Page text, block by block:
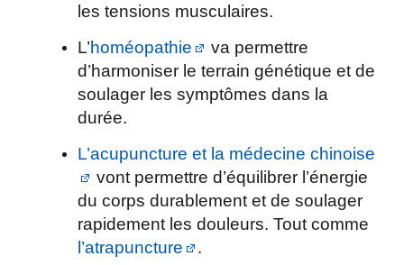
les tensions musculaires.
L’homéopathie
va permettre
d’harmoniser le terrain génétique et de
soulager les symptômes dans la
durée.
L’acupuncture et la médecine chinoise
vont permettre d’équilibrer l’énergie
du corps durablement et de soulager
rapidement les douleurs. Tout comme
l’atrapuncture
.